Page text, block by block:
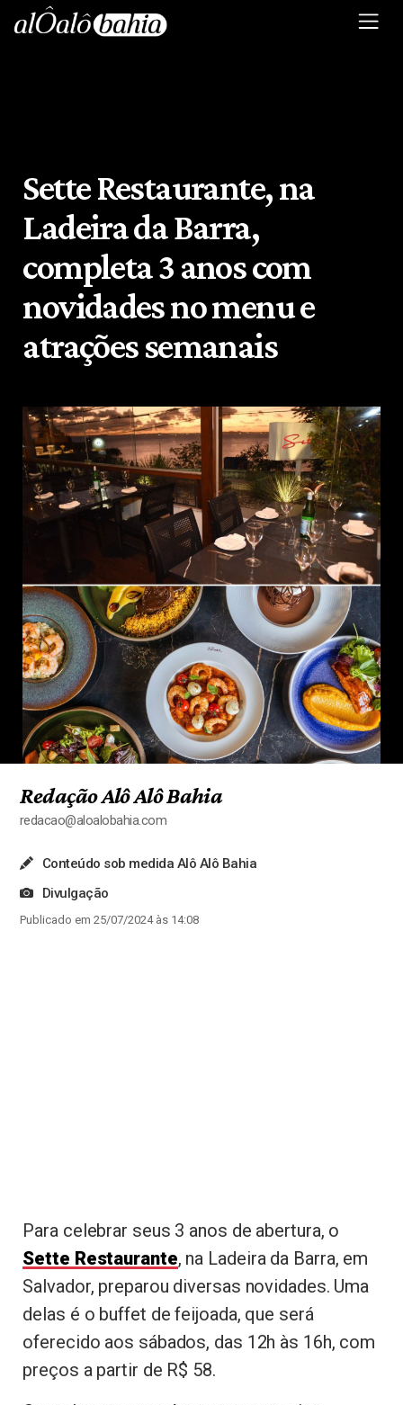
Sette Restaurante, na
Ladeira da Barra,
completa 3 anos com
novidades no menu e
atrações semanais
Redação Alô Alô Bahia
redacao@aloalobahia.com
Conteúdo sob medida Alô Alô Bahia
Divulgação
Publicado em 25/07/2024 às 14:08
Para celebrar seus 3 anos de abertura, o
Sette Restaurante, na Ladeira da Barra, em
Salvador, preparou diversas novidades. Uma
delas é o buffet de feijoada, que será
oferecido aos sábados, das 12h às 16h, com
preços a partir de R$ 58.